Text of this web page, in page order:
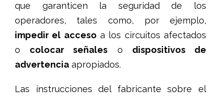
que garanticen la seguridad de los
operadores, tales como, por ejemplo,
impedir el acceso a los circuitos afectados
o colocar señales o dispositivos de
advertenciaapropiados.
Las instrucciones del fabricante sobre el